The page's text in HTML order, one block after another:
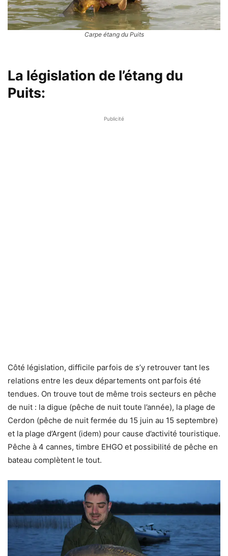
Carpe étang du Puits
La législation de l’étang du
Puits:
Publicité
Côté législation, difficile parfois de s’y retrouver tant les
relations entre les deux départements ont parfois été
tendues. On trouve tout de même trois secteurs en pêche
de nuit : la digue (pêche de nuit toute l’année), la plage de
Cerdon (pêche de nuit fermée du 15 juin au 15 septembre)
et la plage d’Argent (idem) pour cause d’activité touristique.
Pêche à 4 cannes, timbre EHGO et possibilité de pêche en
bateau complètent le tout.